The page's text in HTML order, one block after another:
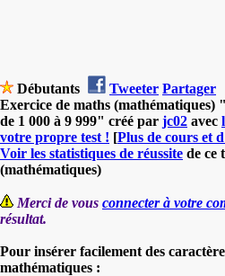
Débutants Tweeter Partager
Exercice de maths
de 1 000 à 9 999" créé par jc02 avec
votre propre test ! [Plus de cours et
Voir les statistiques de réussite de ce
(mathématiques)
Merci de vous connecter à votre
résultat.
Pour insérer facilement des
mathématiques :